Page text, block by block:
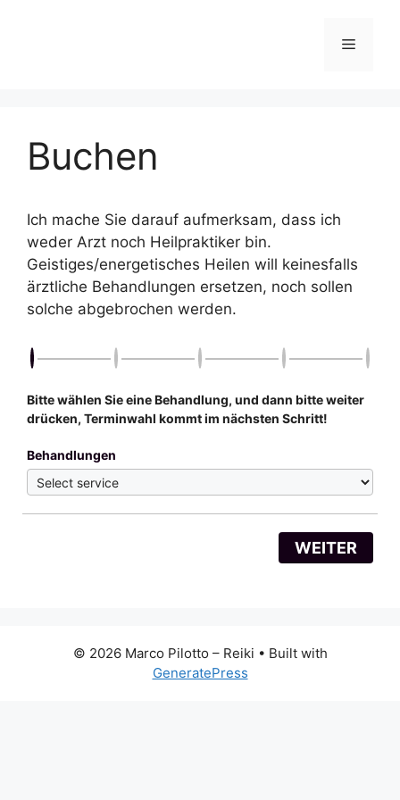
Menu
Buchen
Ich mache Sie darauf aufmerksam, dass ich
weder Arzt noch Heilpraktiker bin.
Geistiges/energetisches Heilen will keinesfalls
ärztliche Behandlungen ersetzen, noch sollen
solche abgebrochen werden.
Bitte wählen Sie eine Behandlung, und dann bitte weiter
drücken, Terminwahl kommt im nächsten Schritt!
Behandlungen
WEITER
© 2026 Marco Pilotto – Reiki • Built with
GeneratePress